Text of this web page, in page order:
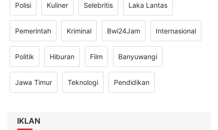
Polisi Kuliner Selebritis Laka Lantas
Pemerintah Kriminal Bwi24Jam Internasional
Politik Hiburan Film Banyuwangi
Jawa Timur Teknologi Pendidikan
IKLAN